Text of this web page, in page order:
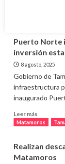
en
el
Maratón
con
bolsa
268
mil
en
premios
Puerto Norte
inversión
8 agosto, 2025
Gobierno de
infraestructura
inaugurado
Leer másLeer
más
Norte
impulsa
Matamoros
Realizan
Matamoros